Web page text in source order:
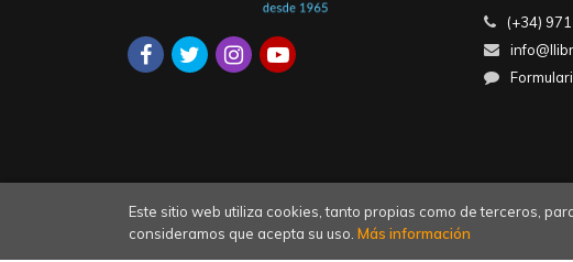
(+34)
Este sitio web utiliza cookies, tanto propias como de terceros,
consideramos que acepta su uso. Más información